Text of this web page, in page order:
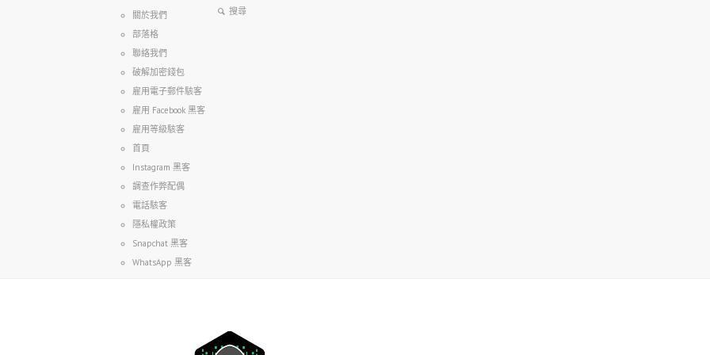
關於我們
部落格
聯絡我們
破解加密錢包
雇用電子郵件駭客
雇用 Facebook 黑客
雇用等級駭客
首頁
Instagram 黑客
調查作弊配偶
電話駭客
隱私權政策
Snapchat 黑客
WhatsApp 黑客